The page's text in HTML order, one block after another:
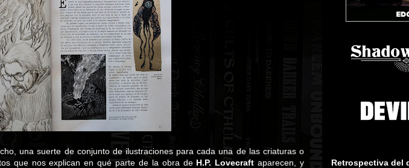
una suerte de conjunto de ilustraciones para cada una de las criaturas o
que nos explican en qué parte de la obra de H.P. Lovecraft aparecen, y
Retrospectiva del